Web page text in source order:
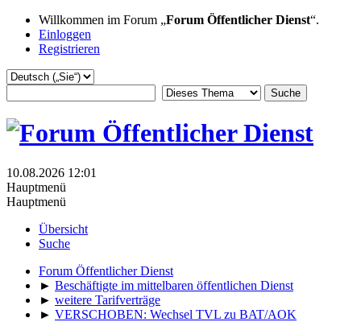
Willkommen im Forum „Forum Öffentlicher Dienst“.
Einloggen
Registrieren
10.08.2026 12:01
Hauptmenü
Hauptmenü
Übersicht
Suche
Forum Öffentlicher Dienst
► Beschäftigte im mittelbaren öffentlichen Dienst
► weitere Tarifverträge
► VERSCHOBEN: Wechsel TVL zu BAT/AOK